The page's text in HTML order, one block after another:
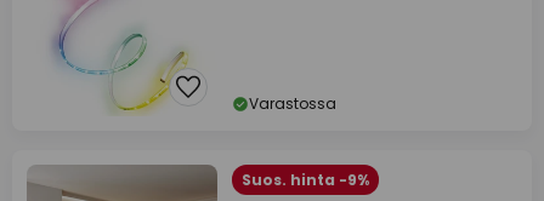
Varastossa
Suos. hinta -9%